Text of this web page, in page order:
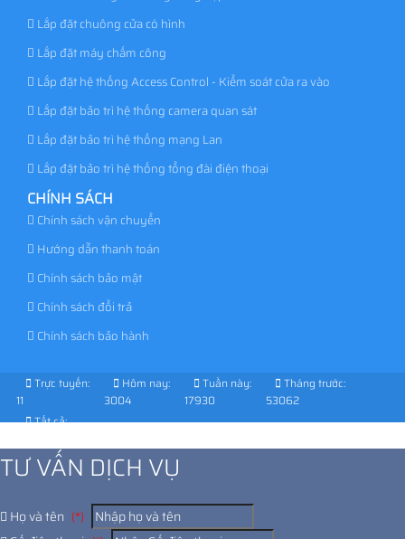
Lắp đặt chuông cửa có hình
Lắp đặt máy chấm công
Lắp đặt hệ thống Access Control - Kiểm soát cửa ra vào
Lắp đặt bảo trì hệ thống camera quan sát
Lắp đặt bảo trì hệ thống mạng Lan
Lắp đặt bảo trì hệ thống tổng đài điện thoại
CHÍNH SÁCH
Chính sách vận chuyển
Hướng dẫn thanh toán
Chính sách bảo mật
Chính sách đổi trả
Chính sách bảo hành
Trực tuyến:
11
Hôm nay:
3004
Tuần này:
17930
Tháng trước:
53062
Tất cả:
TƯ VẤN DỊCH VỤ
Họ và tên (*)